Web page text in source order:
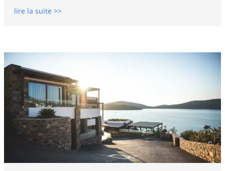
lire la suite >>